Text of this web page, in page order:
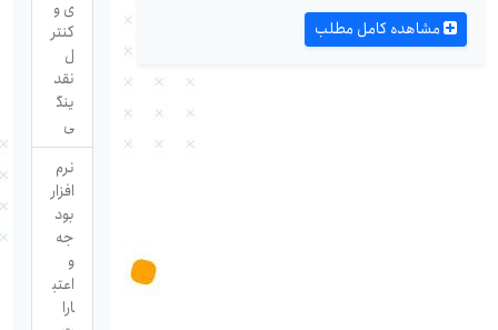
مشاهده کامل مطلب
ی و
کنتر
نقد
ینگ
ی
نرم
افزار
بود
جه
اعتب
ارا